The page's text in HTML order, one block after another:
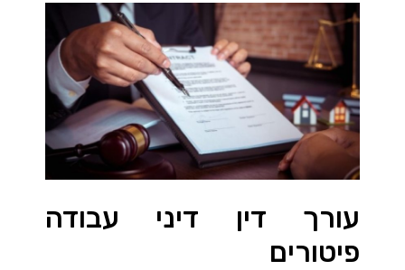
עורך דין דיני עבודה
פיטורים